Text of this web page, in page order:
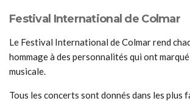
Festival International de Colmar
Le Festival International de Colmar rend
hommage à des personnalités qui ont
musicale.
Tous les concerts sont donnés dans les plus